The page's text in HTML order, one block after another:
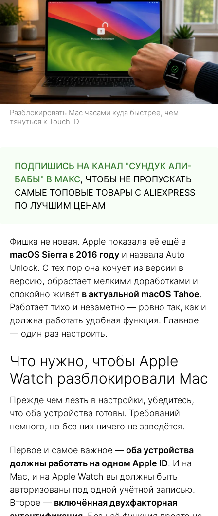
Разблокировать Mac часами куда быстрее, чем
тянуться к Touch ID
ПОДПИШИСЬ НА КАНАЛ "СУНДУК АЛИ-
БАБЫ" В МАКС, ЧТОБЫ НЕ ПРОПУСКАТЬ
САМЫЕ ТОПОВЫЕ ТОВАРЫ С ALIEXPRESS
ПО ЛУЧШИМ ЦЕНАМ
Фишка не новая. Apple показала её ещё в
macOS Sierra в 2016 году и назвала Auto
Unlock. С тех пор она кочует из версии в
версию, обрастает мелкими доработками и
спокойно живёт в актуальной macOS Tahoe.
Работает тихо и незаметно — ровно так, как и
должна работать удобная функция. Главное
— один раз настроить.
Что нужно, чтобы Apple
Watch разблокировали Mac
Прежде чем лезть в настройки, убедитесь,
что оба устройства готовы. Требований
немного, но без них ничего не заведётся.
Первое и самое важное — оба устройства
должны работать на одном Apple ID. И на
Mac, и на Apple Watch вы должны быть
авторизованы под одной учётной записью.
Второе — включённая двухфакторная